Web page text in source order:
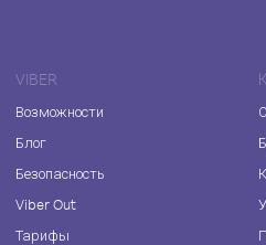
VIBER
Возможности
Блог
Безопасность
Viber Out
Тарифы